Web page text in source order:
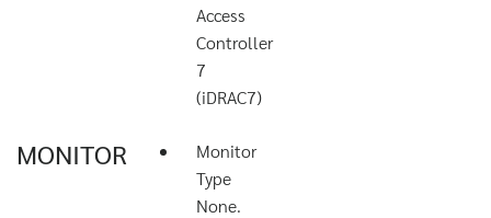
Access
Controller
7
(iDRAC7)
MONITOR
Monitor
Type
None.